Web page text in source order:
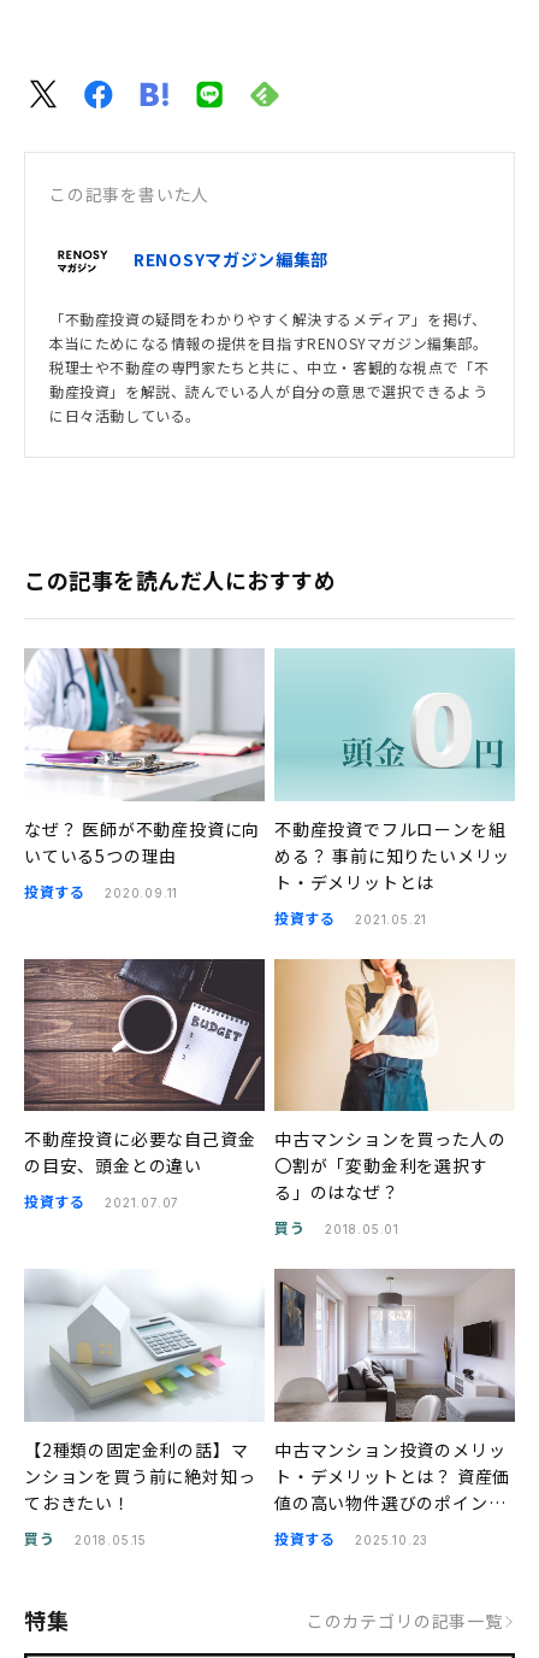
この記事を書いた人
RENOSYマガジン編集部
「不動産投資の疑問をわかりやすく解決するメディア」を掲げ、
本当にためになる情報の提供を目指すRENOSYマガジン編集部。
税理士や不動産の専門家たちと共に、中立・客観的な視点で「不
動産投資」を解説、読んでいる人が自分の意思で選択できるよう
に日々活動している。
この記事を読んだ人におすすめ
なぜ？ 医師が不動産投資に向
いている5つの理由
投資する 2020.09.11
不動産投資でフルローンを組
める？ 事前に知りたいメリッ
ト・デメリットとは
投資する 2021.05.21
不動産投資に必要な自己資金
の目安、頭金との違い
投資する 2021.07.07
中古マンションを買った人の
〇割が「変動金利を選択す
る」のはなぜ？
買う 2018.05.01
【2種類の固定金利の話】マ
ンションを買う前に絶対知っ
ておきたい！
買う 2018.05.15
中古マンション投資のメリッ
ト・デメリットとは？ 資産価
値の高い物件選びのポイント
も解説
投資する 2025.10.23
特集 このカテゴリの記事一覧